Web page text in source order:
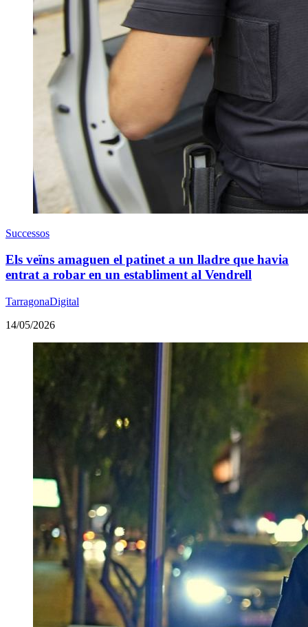
Successos
Els veïns amaguen el patinet a un lladre que havia
entrat a robar en un establiment al Vendrell
TarragonaDigital
14/05/2026